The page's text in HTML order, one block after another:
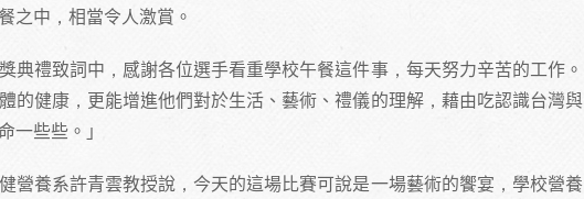
之中，相當令人激賞。
典禮致詞中，感謝各位選手看重學校午餐這件事，每天努力辛苦的工作。
的健康，更能增進他們對於生活、藝術、禮儀的理解，藉由吃認識台灣與
一些些。」
營養系許青雲教授說，今天的這場比賽可說是一場藝術的饗宴，學校營養